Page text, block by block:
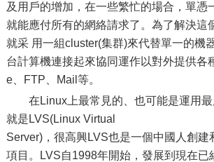
及用戶的增加，在一些繁忙的場合，單憑
就能應付所有的網絡請求了。為了解決這
就采 用一組cluster(集群)來代替單一的機
台計算機連接起來協同運作以對外提供各
e、FTP、Mail等。
在Linux上最常見的、也可能是運用
就是LVS(Linux Virtual
Server)，很高興LVS也是一個中國人創建
項目。LVS自1998年開始，發展到現在已